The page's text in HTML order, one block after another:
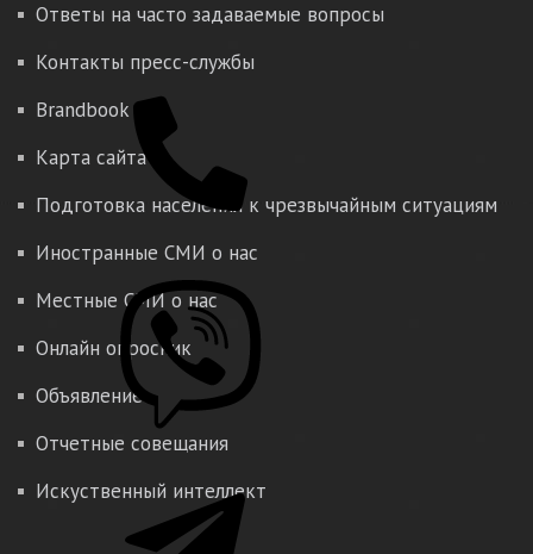
Ответы на часто задаваемые вопросы
Контакты пресс-службы
Brandbook
Карта сайта
Подготовка населения к чрезвычайным ситуациям
Иностранные СМИ о нас
Местные СМИ о нас
Онлайн опросник
Объявление
Отчетные совещания
Искуственный интеллект